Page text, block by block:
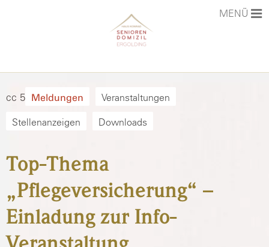
MENÜ
STELLENANZEIGEN
LEISTUNGEN & PREISE
KONTAKT
cc 5 Meldungen Veranstaltungen
Stellenanzeigen Downloads
Top-Thema
„Pflegeversicherung“ –
Einladung zur Info-